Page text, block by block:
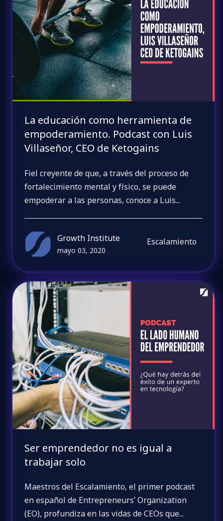
La educación como herramienta de
empoderamiento. Podcast con Luis
Villaseñor, CEO de Ketogains
Fiel creyente de que, a través del proceso de
fortalecimiento mental y físico, se puede
empoderar a las personas, conoce a Luis...
Growth Institute
mayo 03, 2020
Escalamiento
Ser emprendedor no es igual a
trabajar solo
Maestros del Escalamiento, el primer podcast
en español de Entrepreneurs’ Organization
(EO), profundiza en las vidas de CEOs que...